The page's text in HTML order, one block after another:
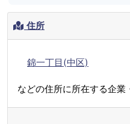
住所
錦一丁目(中区)
などの住所に所在する企業